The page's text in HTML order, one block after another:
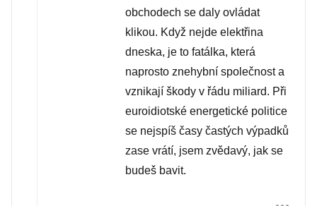
obchodech se daly ovládat
klikou. Když nejde elektřina
dneska, je to fatálka, která
naprosto znehybní společnost a
vznikají škody v řádu miliard. Při
euroidiotské energetické politice
se nejspíš časy častých výpadků
zase vrátí, jsem zvědavý, jak se
budeš bavit.